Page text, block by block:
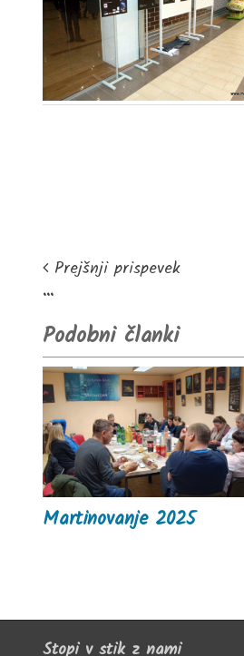
Prejšnji prispevek
...
Podobni članki
Martinovanje 2025
Stopi v stik z nami